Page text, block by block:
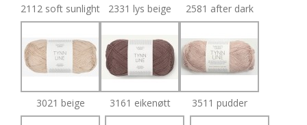
2112 soft sunlight 2331 lys beige 2581 after dark
3021 beige 3161 eikenøtt 3511 pudder